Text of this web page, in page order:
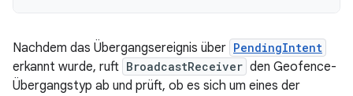
Nachdem das Übergangsereignis über PendingIntent
erkannt wurde, ruft BroadcastReceiver den Geofence-
Übergangstyp ab und prüft, ob es sich um eines der